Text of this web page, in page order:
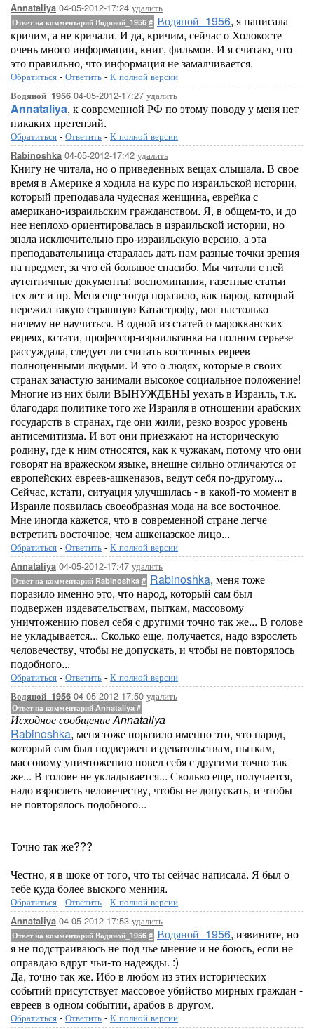
Annataliya 04-05-2012-17:24 удалить
Ответ на комментарий Водяной_1956 # Водяной_1956, я написала
кричим, а не кричали. И да, кричим, сейчас о Холокосте
очень много информации, книг, фильмов. И я считаю, что
это правильно, что информация не замалчивается.
Обратиться - Ответить - К полной версии
Водяной_1956 04-05-2012-17:27 удалить
Annataliya, к современной РФ по этому поводу у меня нет
никаких претензий.
Обратиться - Ответить - К полной версии
Rabinoshka 04-05-2012-17:42 удалить
Книгу не читала, но о приведенных вещах слышала. В свое
время в Америке я ходила на курс по израильской истории,
который преподавала чудесная женщина, еврейка с
американо-израильским гражданством. Я, в общем-то, и до
нее неплохо ориентировалась в израильской истории, но
знала исключительно про-израильскую версию, а эта
преподавательница старалась дать нам разные точки зрения
на предмет, за что ей большое спасибо. Мы читали с ней
аутентичные документы: воспоминания, газетные статьи
тех лет и пр. Меня еще тогда поразило, как народ, который
пережил такую страшную Катастрофу, мог настолько
ничему не научиться. В одной из статей о марокканских
евреях, кстати, профессор-израильтянка на полном серьезе
рассуждала, следует ли считать восточных евреев
полноценными людьми. И это о людях, которые в своих
странах зачастую занимали высокое социальное положение!
Многие из них были ВЫНУЖДЕНЫ уехать в Израиль, т.к.
благодаря политике того же Израиля в отношении арабских
государств в странах, где они жили, резко возрос уровень
антисемитизма. И вот они приезжают на историческую
родину, где к ним относятся, как к чужакам, потому что они
говорят на вражеском языке, внешне сильно отличаются от
европейских евреев-ашкеназов, ведут себя по-другому...
Сейчас, кстати, ситуация улучшилась - в какой-то момент в
Израиле появилась своеобразная мода на все восточное.
Мне иногда кажется, что в современной стране легче
встретить восточное, чем ашкеназское лицо...
Обратиться - Ответить - К полной версии
Annataliya 04-05-2012-17:47 удалить
Ответ на комментарий Rabinoshka # Rabinoshka, меня тоже
поразило именно это, что народ, который сам был
подвержен издевательствам, пыткам, массовому
уничтожению повел себя с другими точно так же... В голове
не укладывается... Сколько еще, получается, надо взрослеть
человечеству, чтобы не допускать, и чтобы не повторялось
подобного...
Обратиться - Ответить - К полной версии
Водяной_1956 04-05-2012-17:50 удалить
Ответ на комментарий Annataliya #
Исходное сообщение Annataliya
Rabinoshka, меня тоже поразило именно это, что народ,
который сам был подвержен издевательствам, пыткам,
массовому уничтожению повел себя с другими точно так
же... В голове не укладывается... Сколько еще, получается,
надо взрослеть человечеству, чтобы не допускать, и чтобы
не повторялось подобного...
Точно так же???
Честно, я в шоке от того, что ты сейчас написала. Я был о
тебе куда более выского менния.
Обратиться - Ответить - К полной версии
Annataliya 04-05-2012-17:53 удалить
Ответ на комментарий Водяной_1956 # Водяной_1956, извините, но
я не подстраиваюсь не под чье мнение и не боюсь, если не
оправдаю вдруг чьи-то надежды. :)
Да, точно так же. Ибо в любом из этих исторических
событий присутствует массовое убийство мирных граждан -
евреев в одном событии, арабов в другом.
Обратиться - Ответить - К полной версии